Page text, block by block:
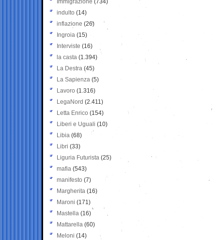
Immigrazione (734)
indulto (14)
inflazione (26)
Ingroia (15)
Interviste (16)
la casta (1.394)
La Destra (45)
La Sapienza (5)
Lavoro (1.316)
LegaNord (2.411)
Letta Enrico (154)
Liberi e Uguali (10)
Libia (68)
Libri (33)
Liguria Futurista (25)
mafia (543)
manifesto (7)
Margherita (16)
Maroni (171)
Mastella (16)
Mattarella (60)
Meloni (14)